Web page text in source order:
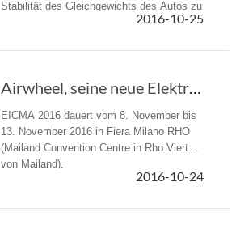
Stabilität des Gleichgewichts des Autos zu
2016-10-25
Airwheel, seine neue Elektroroller EICMA 2016 zu zeigen
EICMA 2016 dauert vom 8. November bis
13. November 2016 in Fiera Milano RHO
(Mailand Convention Centre in Rho Viertel
von Mailand).
2016-10-24